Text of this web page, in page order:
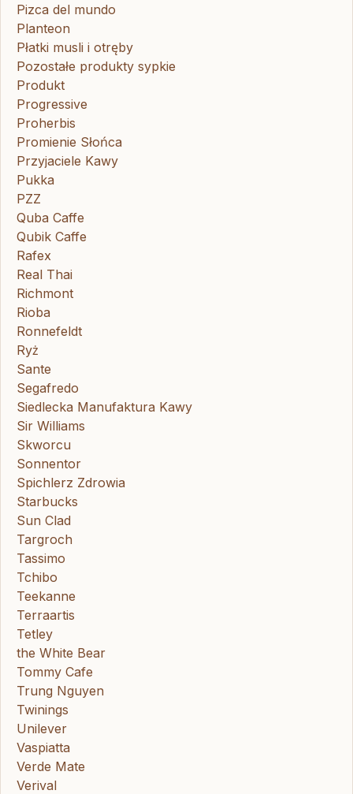
Pizca del mundo
Planteon
Płatki musli i otręby
Pozostałe produkty sypkie
Produkt
Progressive
Proherbis
Promienie Słońca
Przyjaciele Kawy
Pukka
PZZ
Quba Caffe
Qubik Caffe
Rafex
Real Thai
Richmont
Rioba
Ronnefeldt
Ryż
Sante
Segafredo
Siedlecka Manufaktura Kawy
Sir Williams
Skworcu
Sonnentor
Spichlerz Zdrowia
Starbucks
Sun Clad
Targroch
Tassimo
Tchibo
Teekanne
Terraartis
Tetley
the White Bear
Tommy Cafe
Trung Nguyen
Twinings
Unilever
Vaspiatta
Verde Mate
Verival